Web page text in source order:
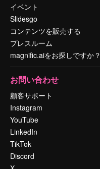
イベント
Slidesgo
コンテンツを販売する
プレスルーム
magnific.aiをお探しですか？
お問い合わせ
顧客サポート
Instagram
YouTube
LinkedIn
TikTok
Discord